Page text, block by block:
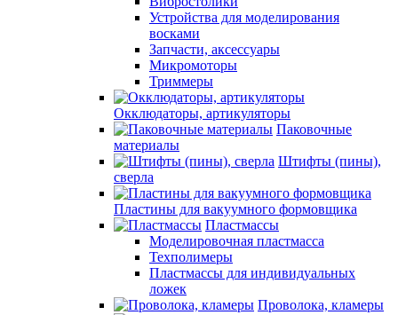
Устройства для моделирования
восками
Запчасти, аксессуары
Микромоторы
Триммеры
Окклюдаторы, артикуляторы
Паковочные
материалы
Штифты (пины),
сверла
Пластины для вакуумного формовщика
Пластмассы
Моделировочная пластмасса
Техполимеры
Пластмассы для индивидуальных
ложек
Проволока, кламеры